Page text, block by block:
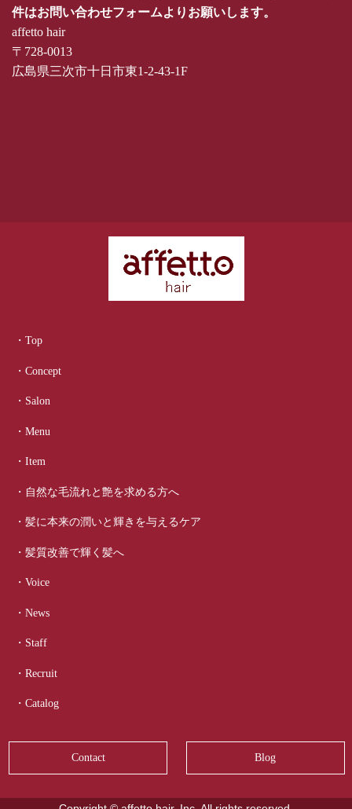
件はお問い合わせフォームよりお願いします。
affetto hair
〒728-0013
広島県三次市十日市東1-2-43-1F
・Top
・Concept
・Salon
・Menu
・Item
・自然な毛流れと艶を求める方へ
・髪に本来の潤いと輝きを与えるケア
・髪質改善で輝く髪へ
・Voice
・News
・Staff
・Recruit
・Catalog
Contact Blog